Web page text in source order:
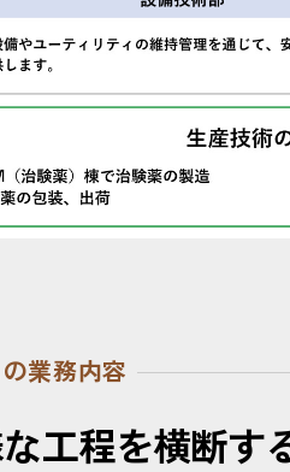
業務内容
な工程を横断す